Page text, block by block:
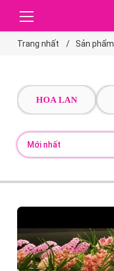
Trang nhất Sản phẩm
HOA LAN